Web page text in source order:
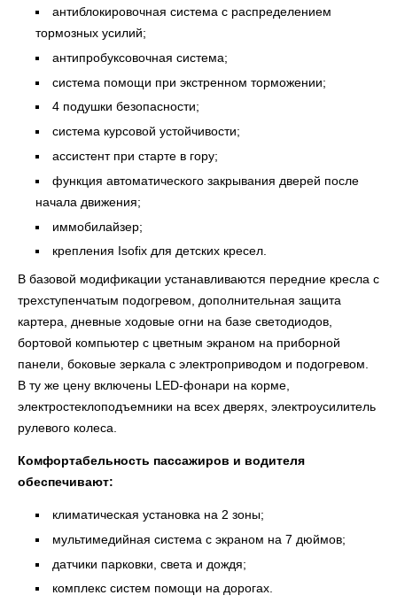
антиблокировочная система с распределением
тормозных усилий;
антипробуксовочная система;
система помощи при экстренном торможении;
4 подушки безопасности;
система курсовой устойчивости;
ассистент при старте в гору;
функция автоматического закрывания дверей после
начала движения;
иммобилайзер;
крепления Isofix для детских кресел.
В базовой модификации устанавливаются передние кресла с
трехступенчатым подогревом, дополнительная защита
картера, дневные ходовые огни на базе светодиодов,
бортовой компьютер с цветным экраном на приборной
панели, боковые зеркала с электроприводом и подогревом.
В ту же цену включены LED-фонари на корме,
электростеклоподъемники на всех дверях, электроусилитель
рулевого колеса.
Комфортабельность пассажиров и водителя
обеспечивают:
климатическая установка на 2 зоны;
мультимедийная система с экраном на 7 дюймов;
датчики парковки, света и дождя;
комплекс систем помощи на дорогах.